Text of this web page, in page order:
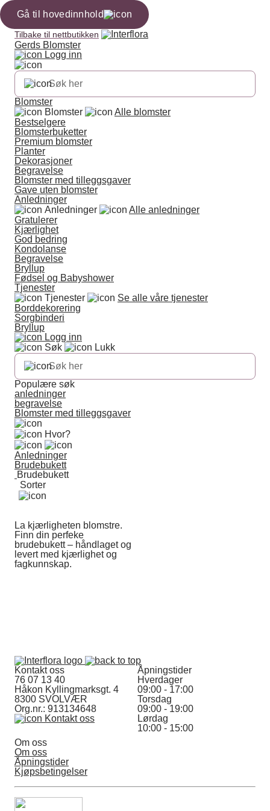
Gå til hovedinnhold
Tilbake til nettbutikken
Gerds Blomster
Logg inn
Blomster
Blomster
Alle blomster
Bestselgere
Blomsterbuketter
Premium blomster
Planter
Dekorasjoner
Begravelse
Blomster med tilleggsgaver
Gave uten blomster
Anledninger
Anledninger
Alle anledninger
Gratulerer
Kjærlighet
God bedring
Kondolanse
Begravelse
Bryllup
Fødsel og Babyshower
Tjenester
Tjenester
Se alle våre tjenester
Borddekorering
Sorgbinderi
Bryllup
Logg inn
Søk
Lukk
Populære søk
anledninger
begravelse
Blomster med tilleggsgaver
Hvor?
Anledninger
Brudebukett
Brudebukett
Sorter
La kjærligheten blomstre.
Finn din perfeke
brudebukett – håndlaget og
levert med kjærlighet og
fagkunnskap.
Kontakt oss
76 07 13 40
Håkon Kyllingmarksgt. 4
8300 SVOLVÆR
Org.nr.: 913134648
Kontakt oss
Åpningstider
Hverdager
09:00 - 17:00
Torsdag
09:00 - 19:00
Lørdag
10:00 - 15:00
Om oss
Om oss
Åpningstider
Kjøpsbetingelser